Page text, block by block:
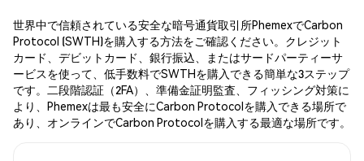
世界中で信頼されている安全な暗号通貨取引所PhemexでCarbon
Protocol (SWTH)を購入する方法をご確認ください。クレジット
カード、デビットカード、銀行振込、またはサードパーティーサ
ービスを使って、低手数料でSWTHを購入できる簡単な3ステップ
です。二段階認証（2FA）、準備金証明監査、フィッシング対策に
より、Phemexは最も安全にCarbon Protocolを購入できる場所で
あり、オンラインでCarbon Protocolを購入する最適な場所です。